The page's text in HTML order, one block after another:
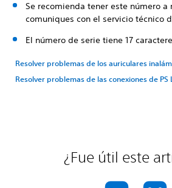
Se recomienda tener este número a
comuniques con el servicio técnico
El número de serie tiene 17
Resolver problemas de los auriculares
Resolver problemas de las conexiones de PS
¿Fue útil este